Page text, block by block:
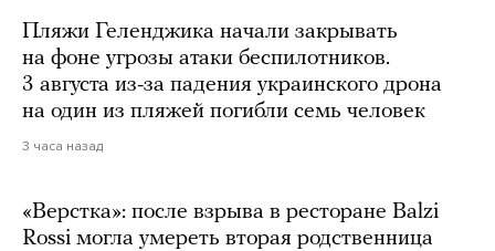
Пляжи Геленджика начали закрывать
на фоне угрозы атаки беспилотников.
3 августа из-за падения украинского дрона
на один из пляжей погибли семь человек
3 часа назад
«Верстка»: после взрыва в ресторане Balzi
Rossi могла умереть вторая родственница